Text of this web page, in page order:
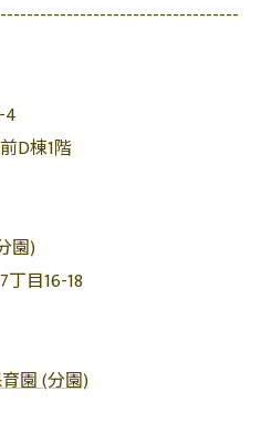
4
D棟1階
園)
目16-18
園 (分園)